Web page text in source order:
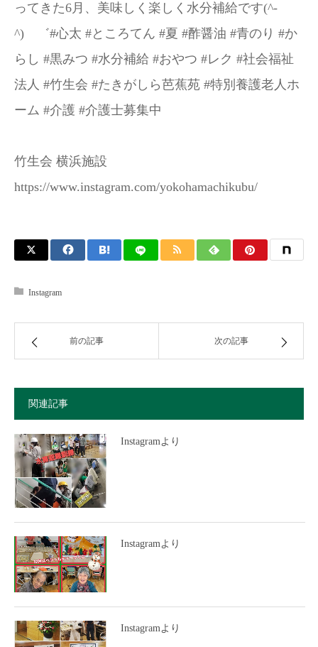
ってきた6月、美味しく楽しく水分補給です(^-
^)ゝ゛#心太 #ところてん #夏 #酢醤油 #青のり #か
らし #黒みつ #水分補給 #おやつ #レク #社会福祉
法人 #竹生会 #たきがしら芭蕉苑 #特別養護老人ホ
ーム #介護 #介護士募集中
竹生会 横浜施設
https://www.instagram.com/yokohamachikubu/
Instagram
前の記事 次の記事
関連記事
Instagramより
Instagramより
Instagramより